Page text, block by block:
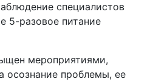
специалистов
5-разовое питание
мероприятиями,
осознание проблемы, ее